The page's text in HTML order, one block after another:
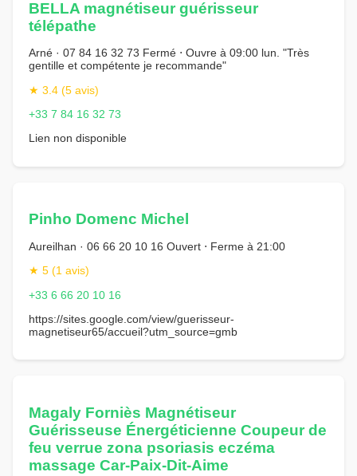
BELLA magnétiseur guérisseur
télépathe
Arné · 07 84 16 32 73 Fermé ⋅ Ouvre à 09:00 lun. "Très
gentille et compétente je recommande"
★ 3.4 (5 avis)
+33 7 84 16 32 73
Lien non disponible
Pinho Domenc Michel
Aureilhan · 06 66 20 10 16 Ouvert ⋅ Ferme à 21:00
★ 5 (1 avis)
+33 6 66 20 10 16
https://sites.google.com/view/guerisseur-
magnetiseur65/accueil?utm_source=gmb
Magaly Forniès Magnétiseur
Guérisseuse Énergéticienne Coupeur de
feu verrue zona psoriasis eczéma
massage Car-Paix-Dit-Aime